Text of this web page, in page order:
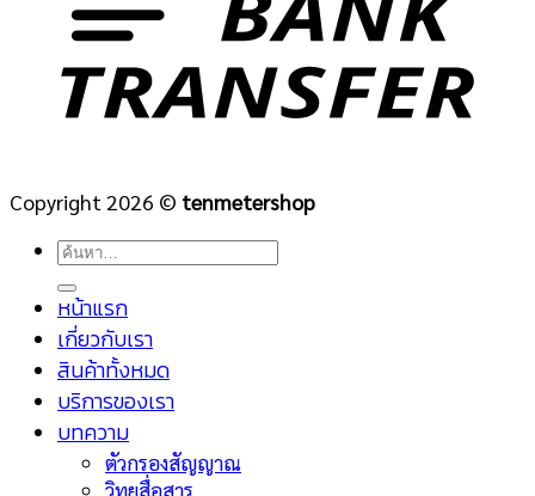
Copyright 2026 © tenmetershop
ค้นหา:
หน้าแรก
เกี่ยวกับเรา
สินค้าทั้งหมด
บริการของเรา
บทความ
ตัวกรองสัญญาณ
วิทยุสื่อสาร